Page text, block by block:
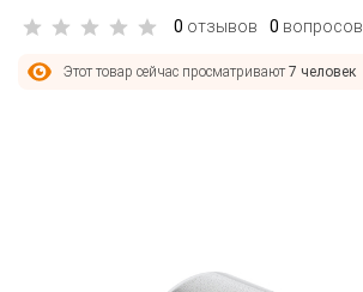
0 отзывов 0 вопросов
Этот товар сейчас просматривают7 человек